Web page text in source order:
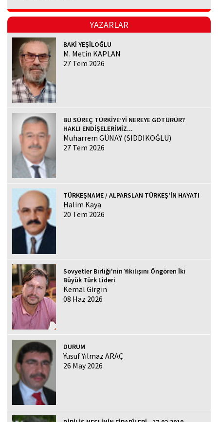
YAZARLAR
BAKİ YEŞİLOĞLU
M. Metin KAPLAN
27 Tem 2026
BU SÜREÇ TÜRKİYE’Yİ NEREYE GÖTÜRÜR?
HAKLI ENDİŞELERİMİZ...
Muharrem GÜNAY (SIDDIKOĞLU)
27 Tem 2026
TÜRKEŞNAME / ALPARSLAN TÜRKEŞ’İN HAYATI
Halim Kaya
20 Tem 2026
Sovyetler Birliği'nin Yıkılışını Öngören İki
Büyük Türk Lideri
Kemal Girgin
08 Haz 2026
DURUM
Yusuf Yılmaz ARAÇ
26 May 2026